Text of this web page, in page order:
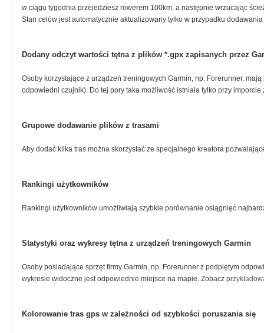
w ciągu tygodnia przejedziesz rowerem 100km, a następnie wrzucając
Stan celów jest automatycznie aktualizowany tylko w przypadku
Dodany odczyt wartości tętna z plików *.gpx zapisanych przez
Osoby korzystające z urządzeń treningowych Garmin, np. Forerunner,
odpowiedni czujnik). Do tej pory taka możliwość istniała tylko przy
Grupowe dodawanie plików z trasami
Aby dodać kilka tras można skorzystać ze specjalnego kreatora
Rankingi użytkowników
Rankingi użytkowników umożliwiają szybkie porównanie osiągnięć
Statystyki oraz wykresy tętna z urządzeń treningowych Garmin
Osoby posiadające sprzęt firmy Garmin, np. Forerunner z podpiętym
wykresie widoczne jest odpowiednie miejsce na mapie. Zobacz
Kolorowanie tras gps w zależności od szybkości poruszania się